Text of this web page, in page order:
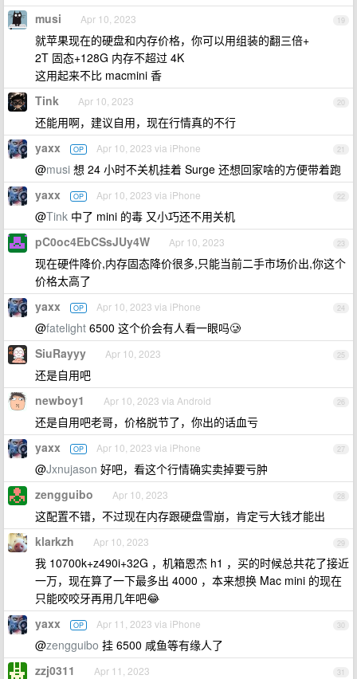
19
musi Apr 10, 2023
就苹果现在的硬盘和内存价格，你可以用组装的翻三倍+
2T 固态+128G 内存不超过 4K
这用起来不比 macmini 香
20
Tink Apr 10, 2023
还能用啊，建议自用，现在行情真的不行
21
yaxx OP Apr 10, 2023 via iPhone
@musi 想 24 小时不关机挂着 Surge 还想回家啥的方便带着跑
22
yaxx OP Apr 10, 2023 via iPhone
@Tink 中了 mini 的毒 又小巧还不用关机
23
pC0oc4EbCSsJUy4W Apr 10, 2023
现在硬件降价,内存固态降价很多,只能当前二手市场价出,你这个
价格太高了
24
yaxx OP Apr 10, 2023 via iPhone
@fatelight 6500 这个价会有人看一眼吗🥲
25
SiuRayyy Apr 10, 2023
还是自用吧
26
newboy1 Apr 10, 2023 via Android
还是自用吧老哥，价格脱节了，你出的话血亏
27
yaxx OP Apr 10, 2023 via iPhone
@Jxnujason 好吧，看这个行情确实卖掉要亏肿
28
zengguibo Apr 10, 2023
这配置不错，不过现在内存跟硬盘雪崩，肯定亏大钱才能出
29
klarkzh Apr 10, 2023
我 10700k+z490i+32G ，机箱恩杰 h1 ，买的时候总共花了接近
一万，现在算了一下最多出 4000 ，本来想换 Mac mini 的现在
只能咬咬牙再用几年吧😂
30
yaxx OP Apr 11, 2023 via iPhone
@zengguibo 挂 6500 咸鱼等有缘人了
31
zzj0311 Apr 11, 2023